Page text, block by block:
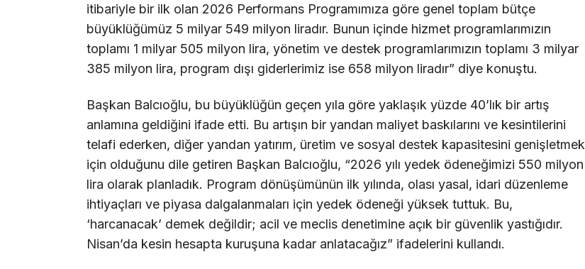
itibariyle bir ilk olan 2026 Performans Programımıza göre genel toplam bütçe
büyüklüğümüz 5 milyar 549 milyon liradır. Bunun içinde hizmet programlarımızın
toplamı 1 milyar 505 milyon lira, yönetim ve destek programlarımızın toplamı 3 milyar
385 milyon lira, program dışı giderlerimiz ise 658 milyon liradır” diye konuştu.
Başkan Balcıoğlu, bu büyüklüğün geçen yıla göre yaklaşık yüzde 40’lık bir artış
anlamına geldiğini ifade etti. Bu artışın bir yandan maliyet baskılarını ve kesintilerini
telafi ederken, diğer yandan yatırım, üretim ve sosyal destek kapasitesini genişletmek
için olduğunu dile getiren Başkan Balcıoğlu, “2026 yılı yedek ödeneğimizi 550 milyon
lira olarak planladık. Program dönüşümünün ilk yılında, olası yasal, idari düzenleme
ihtiyaçları ve piyasa dalgalanmaları için yedek ödeneği yüksek tuttuk. Bu,
‘harcanacak’ demek değildir; acil ve meclis denetimine açık bir güvenlik yastığıdır.
Nisan’da kesin hesapta kuruşuna kadar anlatacağız” ifadelerini kullandı.